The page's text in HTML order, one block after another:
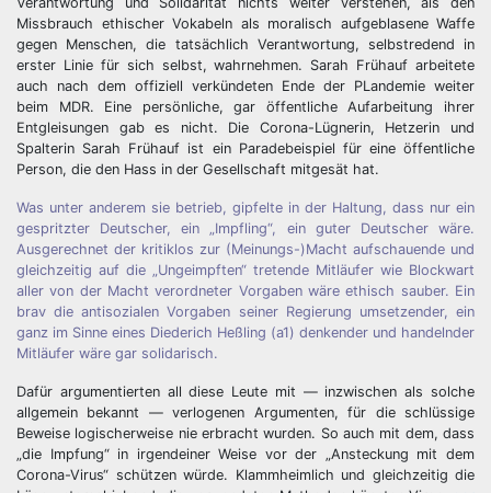
Missbrauch ethischer Vokabeln als moralisch aufgeblasene Waffe
gegen Menschen, die tatsächlich Verantwortung, selbstredend in
erster Linie für sich selbst, wahrnehmen. Sarah Frühauf arbeitete
auch nach dem offiziell verkündeten Ende der PLandemie weiter
beim MDR. Eine persönliche, gar öffentliche Aufarbeitung ihrer
Entgleisungen gab es nicht. Die Corona-Lügnerin, Hetzerin und
Spalterin Sarah Frühauf ist ein Paradebeispiel für eine öffentliche
Person, die den Hass in der Gesellschaft mitgesät hat.
Was unter anderem sie betrieb, gipfelte in der Haltung, dass nur ein
gespritzter Deutscher, ein „Impfling“, ein guter Deutscher wäre.
Ausgerechnet der kritiklos zur (Meinungs-)Macht aufschauende und
gleichzeitig auf die „Ungeimpften“ tretende Mitläufer wie Blockwart
aller von der Macht verordneter Vorgaben wäre ethisch sauber. Ein
brav die antisozialen Vorgaben seiner Regierung umsetzender, ein
ganz im Sinne eines Diederich Heßling (a1) denkender und handelnder
Mitläufer wäre gar solidarisch.
Dafür argumentierten all diese Leute mit — inzwischen als solche
allgemein bekannt — verlogenen Argumenten, für die schlüssige
Beweise logischerweise nie erbracht wurden. So auch mit dem, dass
„die Impfung“ in irgendeiner Weise vor der „Ansteckung mit dem
Corona-Virus“ schützen würde. Klammheimlich und gleichzeitig die